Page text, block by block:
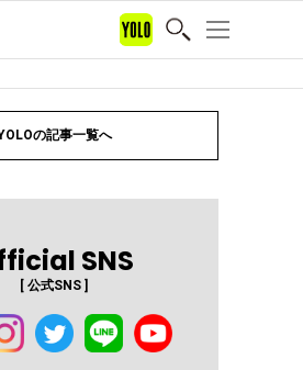
の記事一覧へ
SNS
[ 公式SNS ]